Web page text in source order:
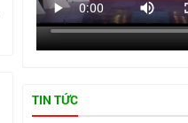
TIN TỨC